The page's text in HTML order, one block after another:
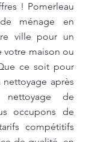
! Pomerleau
ménage en
ville pour un
maison ou
ce soit pour
après
de
occupons de
compétitifs